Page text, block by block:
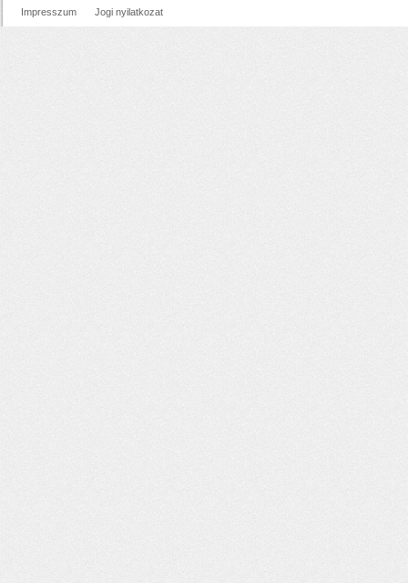
Impresszum Jogi nyilatkozat